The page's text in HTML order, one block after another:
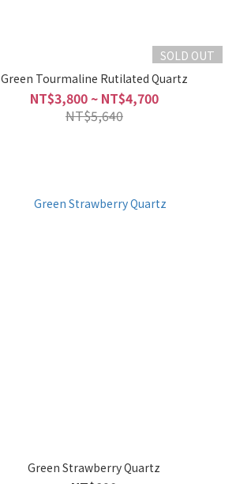
SOLD OUT
Green Tourmaline Rutilated Quartz
NT$3,800 ~ NT$4,700
NT$5,640
Green Strawberry Quartz